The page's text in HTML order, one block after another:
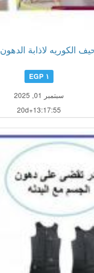
الكوريه لاذابة الدهون
١ EGP
سبتمبر 01, 2025
20d+13:17:52